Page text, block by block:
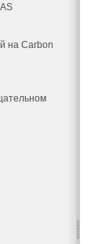
на Carbon